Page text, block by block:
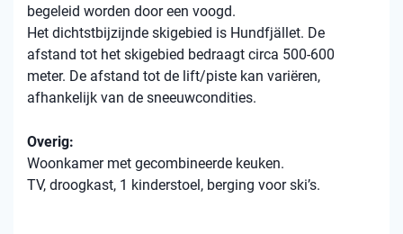
begeleid worden door een voogd.
Het dichtstbijzijnde skigebied is Hundfjället. De
afstand tot het skigebied bedraagt ​​circa 500-600
meter. De afstand tot de lift/piste kan variëren,
afhankelijk van de sneeuwcondities.
Overig:
Woonkamer met gecombineerde keuken.
TV, droogkast, 1 kinderstoel, berging voor ski’s.